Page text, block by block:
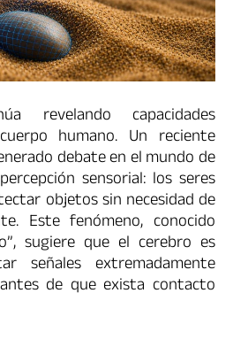
revelando capacidades
humano. Un reciente
debate en el mundo de
sensorial: los seres
objetos sin necesidad de
Este fenómeno, conocido
sugiere que el cerebro es
señales extremadamente
de que exista contacto